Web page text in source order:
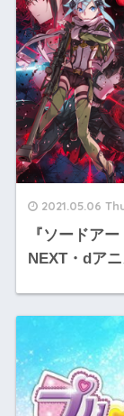
2021.05.06
『ソードア
NEXT・dア